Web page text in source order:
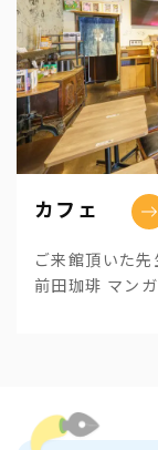
カフェ
ご来館頂いた
前田珈琲 マン